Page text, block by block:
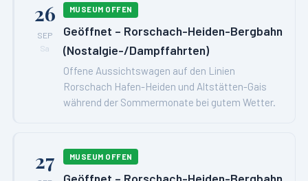
26
SEP
Sa
MUSEUM OFFEN
Geöffnet – Rorschach-Heiden-Bergbahn
(Nostalgie-/Dampffahrten)
Offene Aussichtswagen auf den Linien
Rorschach Hafen-Heiden und Altstätten-Gais
während der Sommermonate bei gutem Wetter.
27 MUSEUM OFFEN